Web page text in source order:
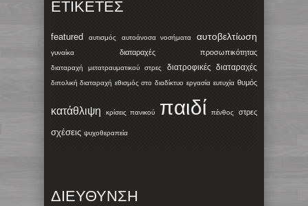
ΕΤΙΚΈΤΕΣ
featured αυτισμός αυτοάνοσα νοσήματα αυτοβελτίωση
γυναίκα διαταραχές προσωπικότητας
διαταραχή μετατραυματικού στρες διατροφικές διαταραχές
διπολική διαταραχή εθισμός στο διαδίκτυο εργασία ευτυχία θυμός
κατάθλιψη κρίσεις πανικού παιδί πένθος στρες
σχέσεις ψυχοθεραπεία
ΔΙΕΥΘΥΝΣΗ